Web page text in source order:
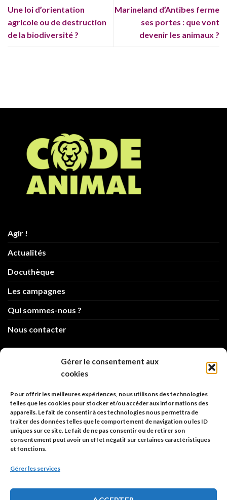
Gérer le consentement aux
cookies
Pour offrir les meilleures expériences, nous utilisons des technologies
telles que les cookies pour stocker et/ou accéder aux informations des
appareils. Le fait de consentir à ces technologies nous permettra de
traiter des données telles que le comportement de navigation ou les ID
uniques sur ce site. Le fait de ne pas consentir ou de retirer son
consentement peut avoir un effet négatif sur certaines caractéristiques
et fonctions.
Gérer les services
Une loi d’orientation
agricole ou de destruction
de la biodiversité ?
Marineland d’Antibes ferme
ses portes : que vont
devenir les animaux ?
Agir !
Actualités
Docuthèque
Les campagnes
Qui sommes-nous ?
Nous contacter
info@code-animal.com
Code Animal
26, rue principale
67480 Roppenheim
Adresse à utiliser pour les envois en AR.